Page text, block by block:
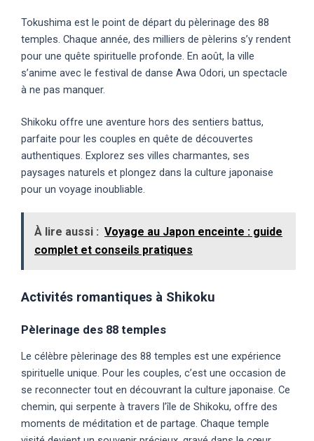
Tokushima est le point de départ du pèlerinage des 88
temples. Chaque année, des milliers de pèlerins s’y rendent
pour une quête spirituelle profonde. En août, la ville
s’anime avec le festival de danse Awa Odori, un spectacle
à ne pas manquer.
Shikoku offre une aventure hors des sentiers battus,
parfaite pour les couples en quête de découvertes
authentiques. Explorez ses villes charmantes, ses
paysages naturels et plongez dans la culture japonaise
pour un voyage inoubliable.
À lire aussi : Voyage au Japon enceinte : guide
complet et conseils pratiques
Activités romantiques à Shikoku
Pèlerinage des 88 temples
Le célèbre pèlerinage des 88 temples est une expérience
spirituelle unique. Pour les couples, c’est une occasion de
se reconnecter tout en découvrant la culture japonaise. Ce
chemin, qui serpente à travers l’île de Shikoku, offre des
moments de méditation et de partage. Chaque temple